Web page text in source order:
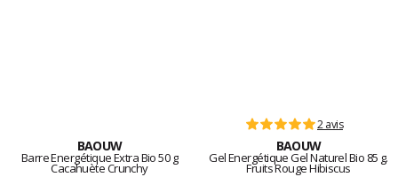
BAOUW
Barre Energétique Extra Bio 50 g
Cacahuète Crunchy
2 avis
BAOUW
Gel Energétique Gel Naturel Bio 85 g.
Fruits Rouge Hibiscus